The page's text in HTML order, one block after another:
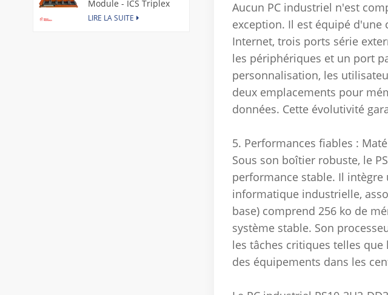
Aucun PC industriel n'est
exception. Il est équipé d'une
Internet, trois ports série
les périphériques et un port
personnalisation, les
deux emplacements pour
données. Cette évolutivité
5. Performances fiables :
Sous son boîtier robuste, le
performance stable. Il
informatique industrielle,
base) comprend 256 ko de
système stable. Son
les tâches critiques telles
des équipements dans les
Module - ICS Triplex
LIRE LA SUITE